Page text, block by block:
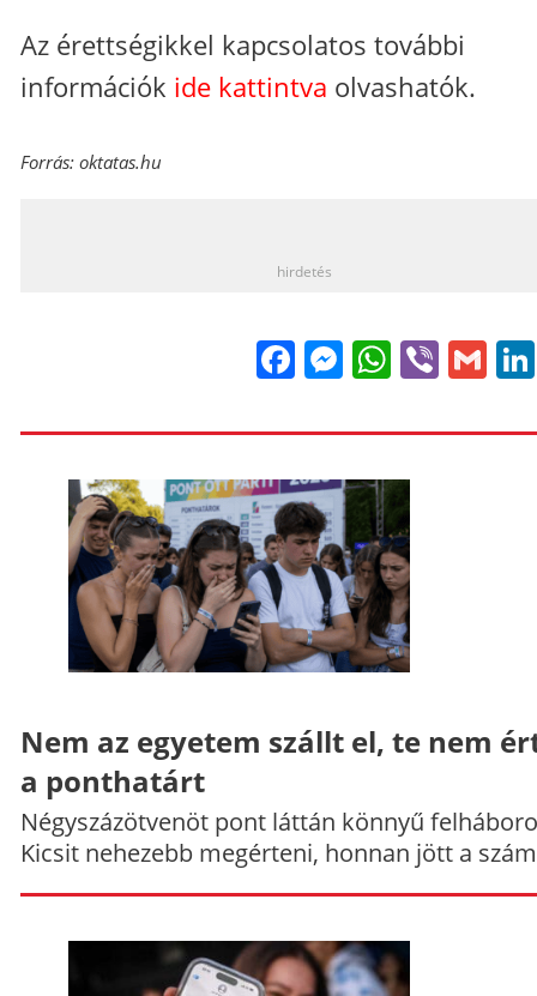
Az érettségikkel kapcsolatos további
információk ide kattintva olvashatók.
Forrás: oktatas.hu
hirdetés
FacebookViber
Nem az egyetem szállt el, te nem
a ponthatárt
Négyszázötvenöt pont láttán könnyű
Kicsit nehezebb megérteni, honnan jött a